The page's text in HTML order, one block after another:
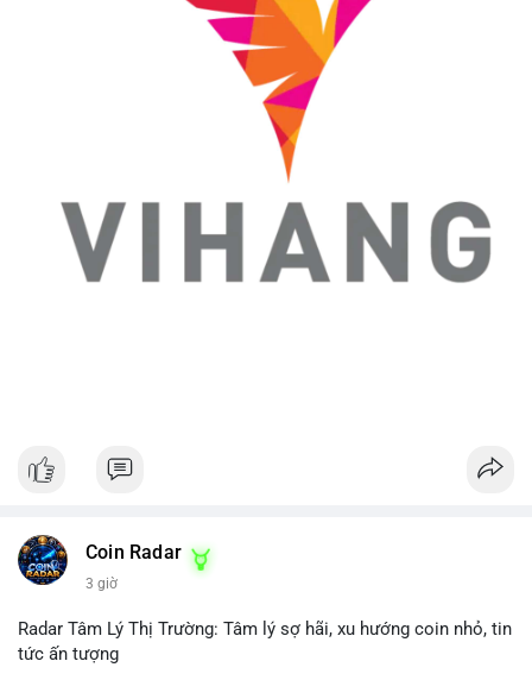
Coin Radar
3 giờ
Radar Tâm Lý Thị Trường: Tâm lý sợ hãi, xu hướng coin nhỏ, tin
tức ấn tượng